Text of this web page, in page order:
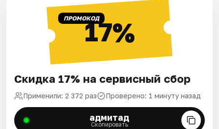
ПРОМОКОД17%
Скидка 17% на сервисный сбор
Применили: 2 372 раз Проверено: 1 минуту назад
адмитад
Скопировать